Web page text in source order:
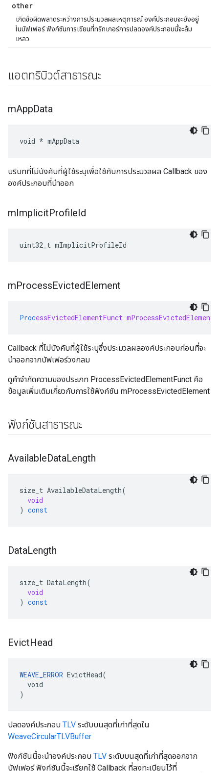
other
เกิดข้อผิดพลาดระหว่างการประมวลผลเหตุการณ์ องค์ประกอบจะยังอยู่
ในบัฟเฟอร์ ฟังก์ชันการเขียนที่ทริกเกอร์การปลดองค์ประกอบนี้จะล้ม
เหลว
แอตทริบิวต์สาธารณะ
mAppData
void * mAppData
บริบทที่ไม่บังคับที่ผู้ใช้ระบุเพื่อใช้กับการประมวลผล Callback ของ
องค์ประกอบที่นำออก
mImplicitProfileId
uint32_t mImplicitProfileId
mProcessEvictedElement
ProcessEvictedElementFunct mProcessEvictedElement
Callback ที่ไม่บังคับที่ผู้ใช้ระบุซึ่งประมวลผลองค์ประกอบก่อนที่จะ
นำออกจากบัฟเฟอร์วงกลม
ดูคำจำกัดความของประเภท ProcessEvictedElementFunct คือ
ข้อมูลเพิ่มเติมเกี่ยวกับการใช้ฟังก์ชัน mProcessEvictedElement
ฟังก์ชันสาธารณะ
AvailableDataLength
size_t AvailableDataLength(
void
) const
DataLength
size_t DataLength(
void
) const
EvictHead
WEAVE_ERROR EvictHead(
  void
)
ปลดองค์ประกอบ TLV ระดับบนสุดที่เก่าที่สุดใน
WeaveCircularTLVBuffer
ฟังก์ชันนี้จะนําองค์ประกอบ TLV ระดับบนสุดที่เก่าที่สุดออกจาก
บัฟเฟอร์ ฟังก์ชันนี้จะเรียกใช้ Callback ที่ลงทะเบียนไว้ที่